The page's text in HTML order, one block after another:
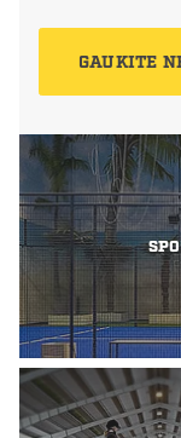
GAUKITE